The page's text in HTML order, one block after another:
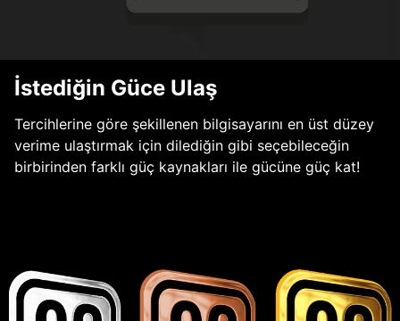
İstediğin Güce Ulaş
Tercihlerine göre şekillenen bilgisayarını en üst düzey
verime ulaştırmak için dilediğin gibi seçebileceğin
birbirinden farklı güç kaynakları ile gücüne güç kat!